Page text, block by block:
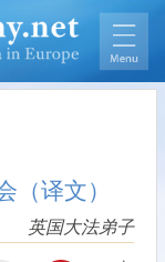
译文）
英国大法弟子